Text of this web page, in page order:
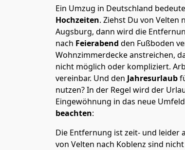
Ein Umzug in Deutschland
Hochzeiten. Ziehst Du von Velten
Augsburg, dann wird die
nach Feierabend den Fußboden
Wohnzimmerdecke anstreichen,
nicht möglich oder kompliziert.
vereinbar. Und den Jahresurlaub
nutzen? In der Regel wird der
Eingewöhnung in das neue
beachten:
Die Entfernung ist zeit- und leider
von Velten nach Koblenz sind